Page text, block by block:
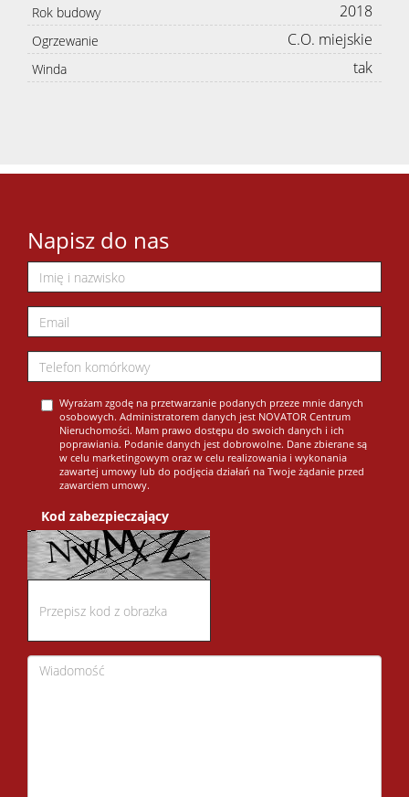
Rok budowy 2018
Ogrzewanie C.O. miejskie
Winda tak
Napisz do nas
Wyrażam zgodę na przetwarzanie podanych przeze mnie danych
osobowych. Administratorem danych jest NOVATOR Centrum
Nieruchomości. Mam prawo dostępu do swoich danych i ich
poprawiania. Podanie danych jest dobrowolne. Dane zbierane są
w celu marketingowym oraz w celu realizowania i wykonania
zawartej umowy lub do podjęcia działań na Twoje żądanie przed
zawarciem umowy.
Kod zabezpieczający